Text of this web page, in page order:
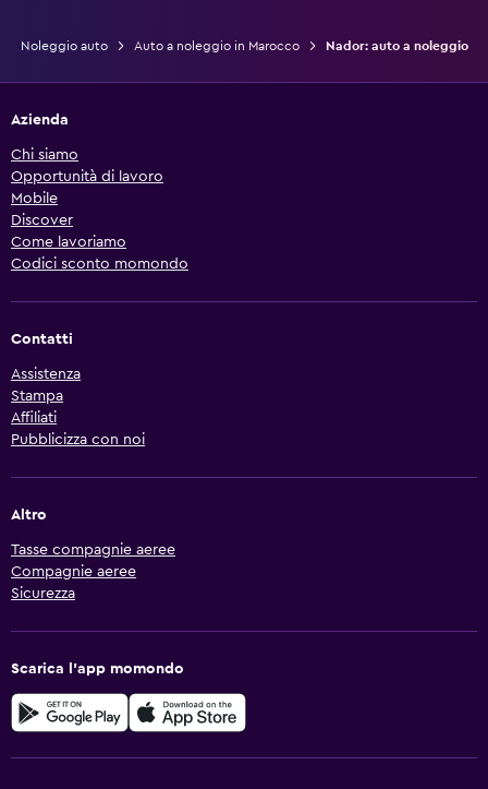
Noleggio auto Auto a noleggio in Marocco Nador: auto a noleggio
Azienda
Chi siamo
Opportunità di lavoro
Mobile
Discover
Come lavoriamo
Codici sconto momondo
Contatti
Assistenza
Stampa
Affiliati
Pubblicizza con noi
Altro
Tasse compagnie aeree
Compagnie aeree
Sicurezza
Scarica l'app momondo